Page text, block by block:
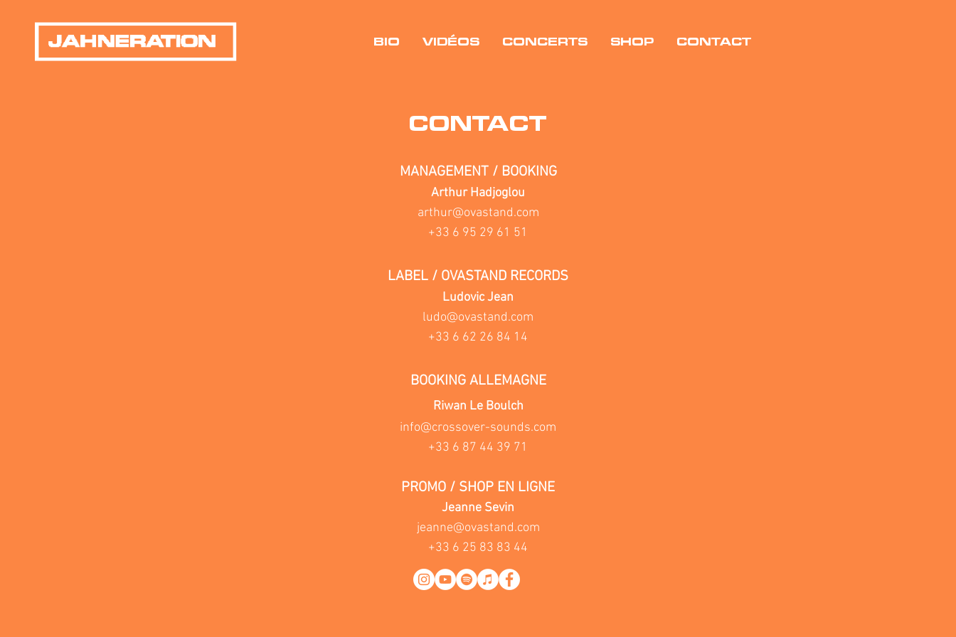
BIO VIDÉOS CONCERTS SHOP CONTACT
CONTACT
MANAGEMENT / BOOKING
Arthur Hadjoglou
arthur@ovastand.com
+33 6 95 29 61 51
LABEL / OVASTAND RECORDS
Ludovic Jean
ludo@ovastand.com
+33 6 62 26 84 14
BOOKING ALLEMAGNE
Riwan Le Boulch
info@crossover-sounds.com
+33 6 87 44 39 71
PROMO / SHOP EN LIGNE
Jeanne Sevin
jeanne@ovastand.com
+33 6 25 83 83 44